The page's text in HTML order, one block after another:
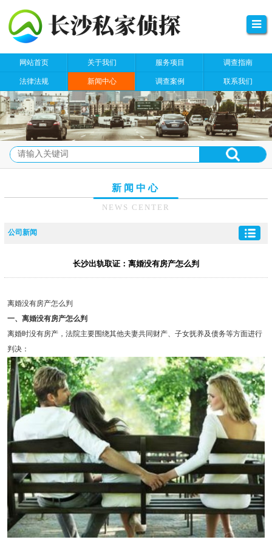
网站首页 关于我们 服务项目 调查指南
法律法规 新闻中心 调查案例 联系我们
新闻中心
NEWS CENTER
公司新闻
长沙出轨取证：离婚没有房产怎么判
离婚没有房产怎么判
一、离婚没有房产怎么判
离婚时没有房产，法院主要围绕其他夫妻共同财产、子女抚养及债务等方面进行
判决：